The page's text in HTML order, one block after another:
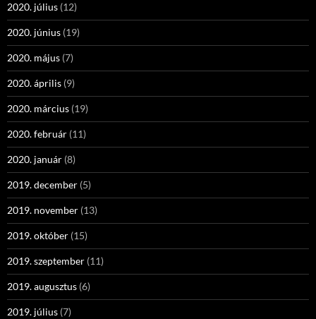
2020. július (12)
2020. június (19)
2020. május (7)
2020. április (9)
2020. március (19)
2020. február (11)
2020. január (8)
2019. december (5)
2019. november (13)
2019. október (15)
2019. szeptember (11)
2019. augusztus (6)
2019. július (7)